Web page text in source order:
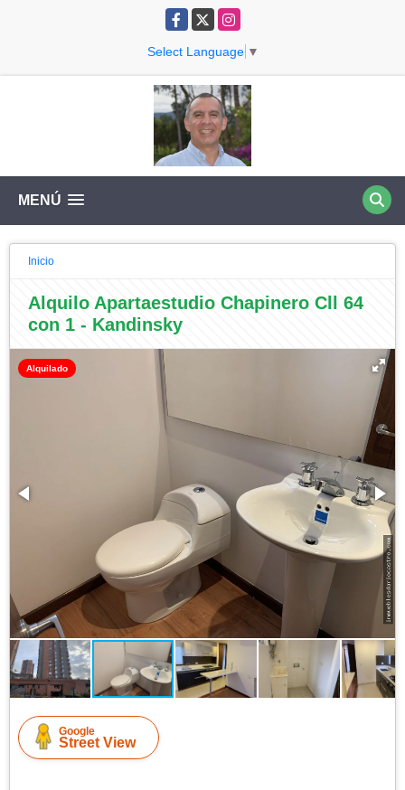
Facebook
X Instagram
Select Language ▼
MENÚ
Inicio
Alquilo Apartaestudio Chapinero Cll 64
con 1 - Kandinsky
Alquilado
Google
Street View